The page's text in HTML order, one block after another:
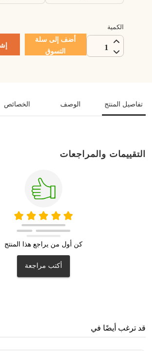
الكمية
1
أضف إلى سلة
التسوق
تفاصيل المنتج الوصف الخصائص
التقييمات والمراجعات
كن أول من يراجع هذا المنتج
أكتب مراجعة
قد ترغب أيضًا في